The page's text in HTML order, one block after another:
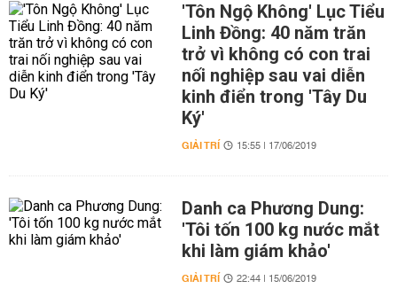
'Tôn Ngộ Không' Lục Tiểu
Linh Đồng: 40 năm trăn
trở vì không có con trai
nối nghiệp sau vai diễn
kinh điển trong 'Tây Du
Ký'
GIẢI TRÍ 15:55 | 17/06/2019
Danh ca Phương Dung:
'Tôi tốn 100 kg nước mắt
khi làm giám khảo'
GIẢI TRÍ 22:44 | 15/06/2019